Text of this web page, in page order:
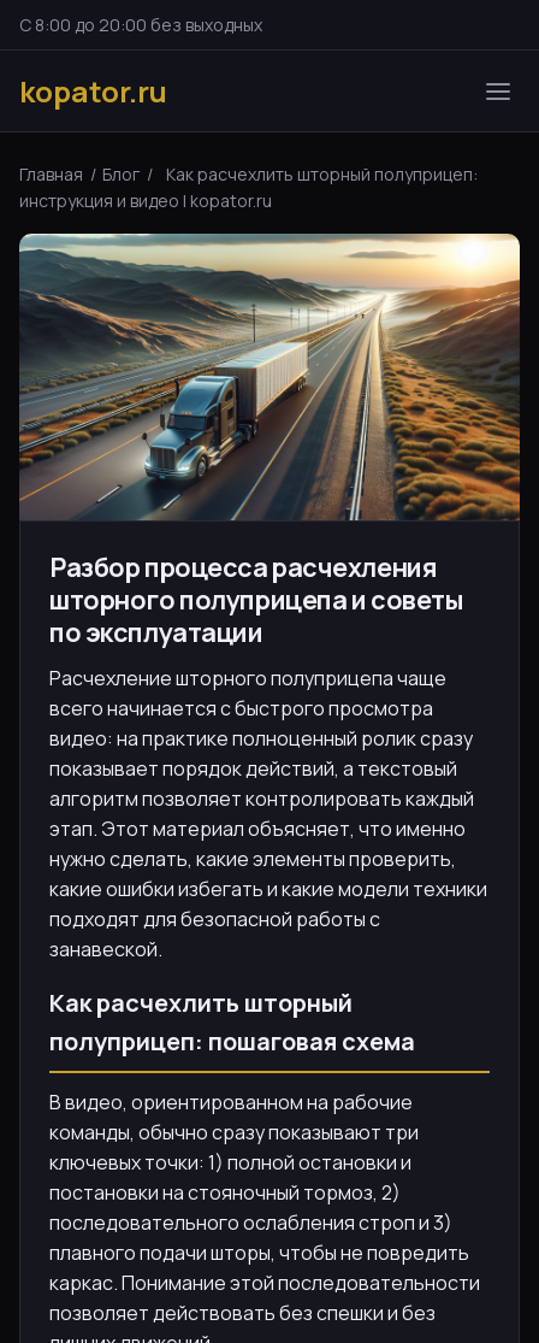
С 8:00 до 20:00 без выходных
kopator.ru
Главная / Блог /
Как расчехлить шторный полуприцеп:
инструкция и видео | kopator.ru
Разбор процесса расчехления
шторного полуприцепа и советы
по эксплуатации
Расчехление шторного полуприцепа чаще
всего начинается с быстрого просмотра
видео: на практике полноценный ролик сразу
показывает порядок действий, а текстовый
алгоритм позволяет контролировать каждый
этап. Этот материал объясняет, что именно
нужно сделать, какие элементы проверить,
какие ошибки избегать и какие модели техники
подходят для безопасной работы с
занавеской.
Как расчехлить шторный
полуприцеп: пошаговая схема
В видео, ориентированном на рабочие
команды, обычно сразу показывают три
ключевых точки: 1) полной остановки и
постановки на стояночный тормоз, 2)
последовательного ослабления строп и 3)
плавного подачи шторы, чтобы не повредить
каркас. Понимание этой последовательности
позволяет действовать без спешки и без